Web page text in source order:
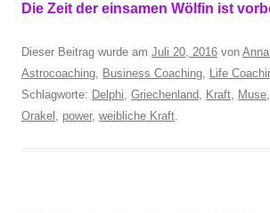
Die Zeit der einsamen Wölfin ist
Dieser Beitrag wurde am Juli 20, 2016 von
Astrocoaching, Business Coaching, Life
Schlagworte: Delphi, Griechenland, Kraft, Muse,
Orakel , power, weibliche Kraft.